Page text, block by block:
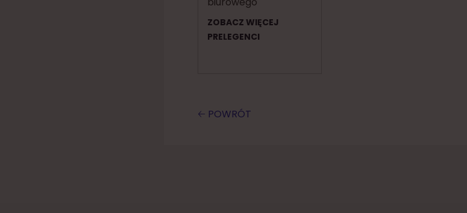
ZOBACZ WIĘCEJ
PRELEGENCI
🡠 POWRÓT